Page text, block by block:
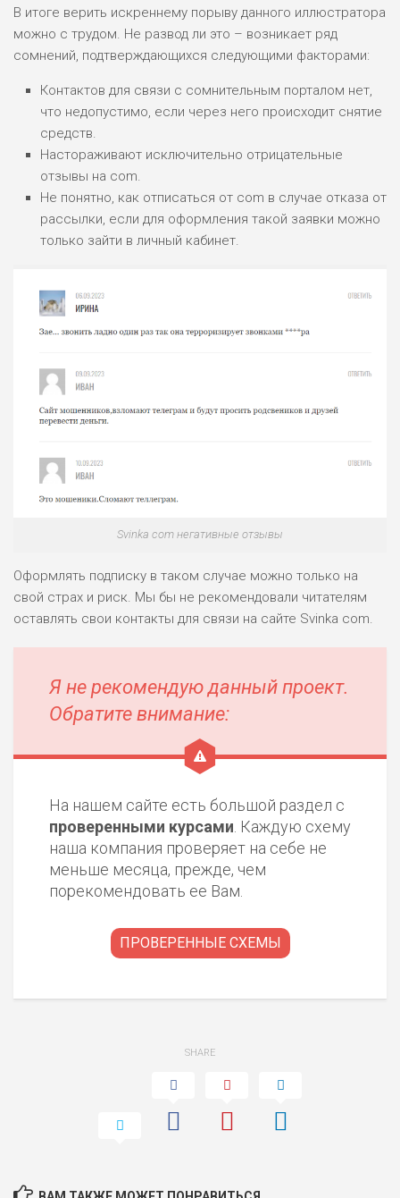
ПОДОЙДЕТ
2
РИСКИ: НИЗКИЕ
БЮДЖЕТ: НИЗКИЙ
ОБЗОР
ПОДОЙДЕТ
ВСЕМ
РИСКИ: НИЗКИЕ
БЮДЖЕТ: НИЗКИЙ
ОБЗОР
В итоге верить искреннему порыву данного иллюстратора
можно с трудом. Не развод ли это – возникает ряд
сомнений, подтверждающихся следующими факторами:
Контактов для связи с сомнительным порталом нет,
что недопустимо, если через него происходит снятие
средств.
Настораживают исключительно отрицательные
отзывы на com.
Не понятно, как отписаться от com в случае отказа от
рассылки, если для оформления такой заявки можно
только зайти в личный кабинет.
Svinka com негативные отзывы
Оформлять подписку в таком случае можно только на
свой страх и риск. Мы бы не рекомендовали читателям
оставлять свои контакты для связи на сайте Svinka com.
Я не рекомендую данный проект.
Обратите внимание:
На нашем сайте есть большой раздел с
проверенными курсами . Каждую схему
наша компания проверяет на себе не
меньше месяца, прежде, чем
порекомендовать ее Вам.
ПРОВЕРЕННЫЕ СХЕМЫ
SHARE